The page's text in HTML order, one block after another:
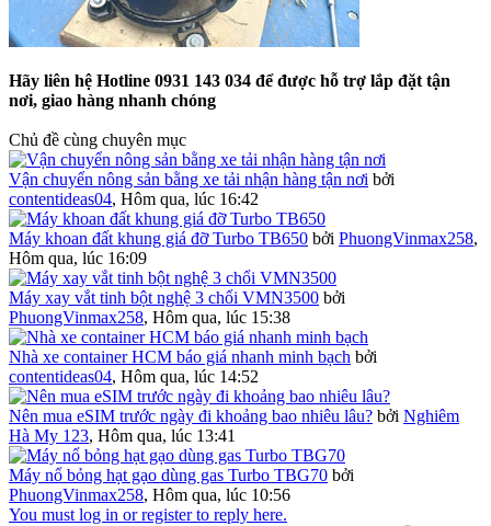
Hãy liên hệ Hotline 0931 143 034 để được hỗ trợ lắp đặt tận
nơi, giao hàng nhanh chóng
Chủ đề cùng chuyên mục
Vận chuyển nông sản bằng xe tải nhận hàng tận nơi bởi
contentideas04, Hôm qua, lúc 16:42
Máy khoan đất khung giá đỡ Turbo TB650 bởi PhuongVinmax258,
Hôm qua, lúc 16:09
Máy xay vắt tinh bột nghệ 3 chổi VMN3500 bởi
PhuongVinmax258, Hôm qua, lúc 15:38
Nhà xe container HCM báo giá nhanh minh bạch bởi
contentideas04, Hôm qua, lúc 14:52
Nên mua eSIM trước ngày đi khoảng bao nhiêu lâu? bởi Nghiêm
Hà My 123, Hôm qua, lúc 13:41
Máy nổ bỏng hạt gạo dùng gas Turbo TBG70 bởi
PhuongVinmax258, Hôm qua, lúc 10:56
You must log in or register to reply here.